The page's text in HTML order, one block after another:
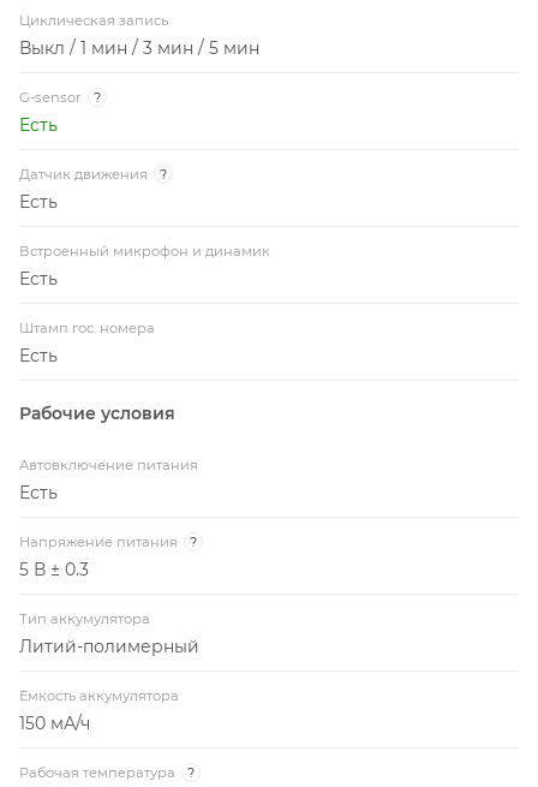
Циклическая запись
Выкл / 1 мин / 3 мин / 5 мин
G-sensor ?
Есть
Датчик движения ?
Есть
Встроенный микрофон и динамик
Есть
Штамп гос. номера
Есть
Рабочие условия
Автовключение питания
Есть
Напряжение питания ?
5 В ± 0.3
Тип аккумулятора
Литий-полимерный
Емкость аккумулятора
150 мА/ч
Рабочая температура ?